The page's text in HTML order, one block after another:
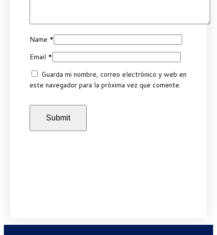
Name *
Email *
Guarda mi nombre, correo electrónico y web en
este navegador para la próxima vez que comente.